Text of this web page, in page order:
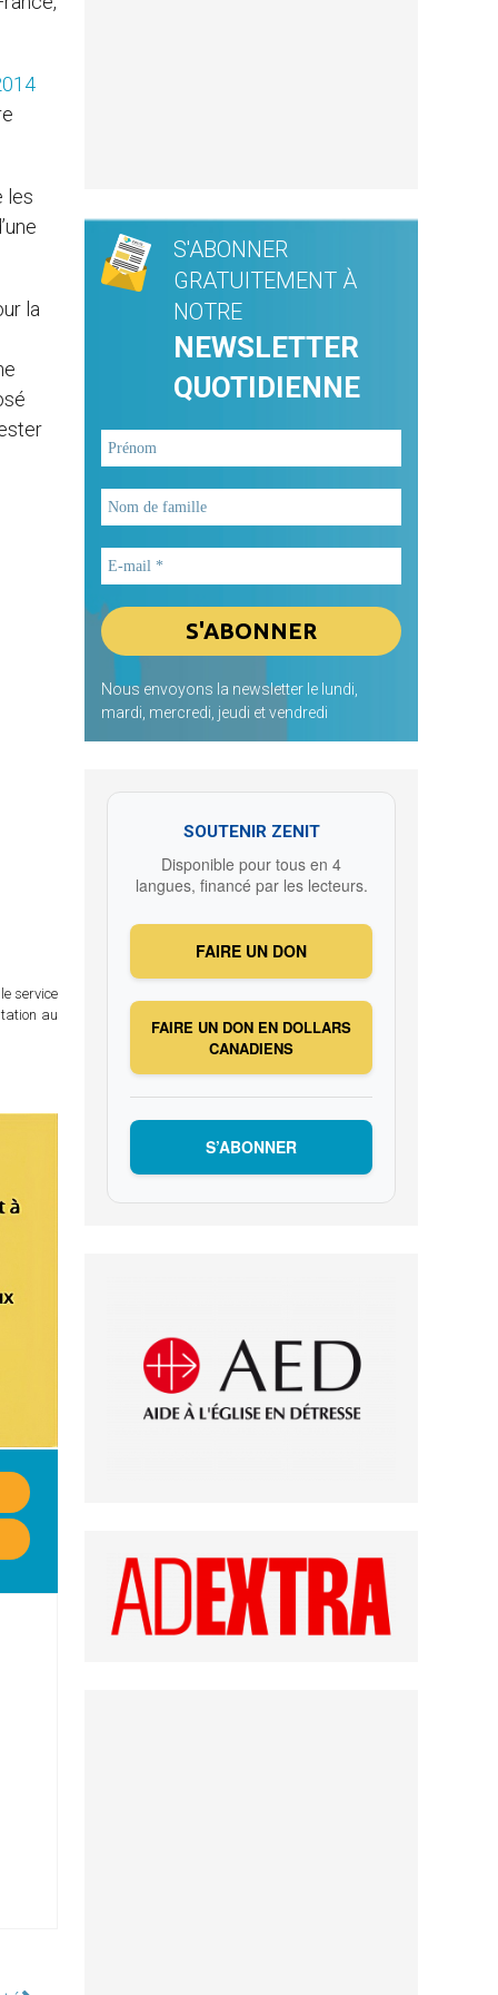
les
la
service
au
S'ABONNER
GRATUITEMENT À
NOTRE
NEWSLETTER
QUOTIDIENNE
Nous envoyons la newsletter le lundi,
mardi, mercredi, jeudi et vendredi
SOUTENIR ZENIT
Disponible pour tous en 4
langues, financé par les lecteurs.
FAIRE UN DON
FAIRE UN DON EN DOLLARS
CANADIENS
S’ABONNER